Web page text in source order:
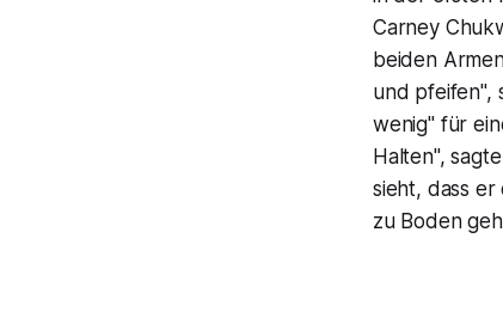
Carney
beiden
und pfeifen",
wenig" für
Halten",
sieht, dass
zu Boden